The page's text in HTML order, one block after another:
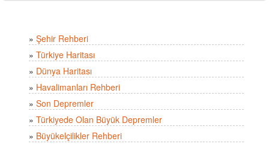
» Şehir Rehberi
» Türkiye Haritası
» Dünya Haritası
» Havalimanları Rehberi
» Son Depremler
» Türkiyede Olan Büyük Depremler
» Büyükelçilikler Rehberi